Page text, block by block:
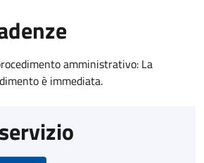
amministrativo: La
è immediata.